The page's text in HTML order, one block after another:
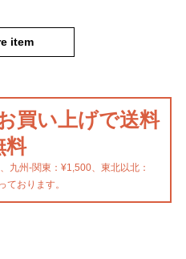
item
買い上げで送料
料
九州-関東：¥1,500、東北以北：
ております。